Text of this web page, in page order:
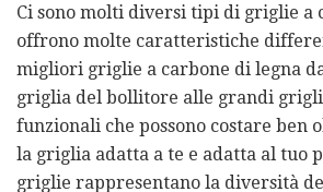
Ci sono molti diversi tipi di griglie a
offrono molte caratteristiche
migliori griglie a carbone di legna
griglia del bollitore alle grandi
funzionali che possono costare ben
la griglia adatta a te e adatta al tuo
griglie rappresentano la diversità